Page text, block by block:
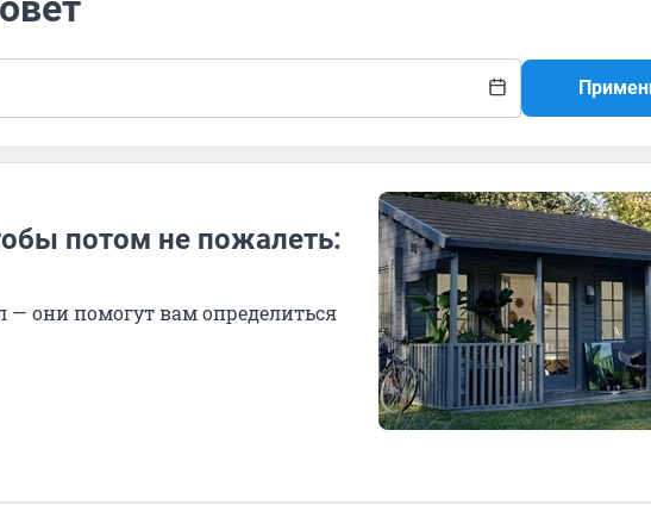
потом не пожалеть:
они помогут вам определиться